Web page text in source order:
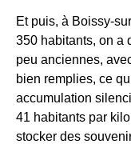
Et puis, à Boissy-
350 habitants, on a
peu anciennes,
bien remplies, ce
accumulation
41 habitants par
stocker des